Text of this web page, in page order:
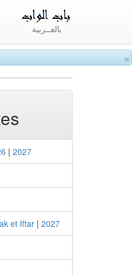
×
بالعــربية
| 2027
et Iftar | 2027